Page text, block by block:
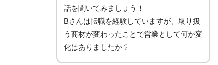
話を聞いてみましょう！
Bさんは転職を経験していますが、取り扱
う商材が変わったことで営業として何か変
化はありましたか？